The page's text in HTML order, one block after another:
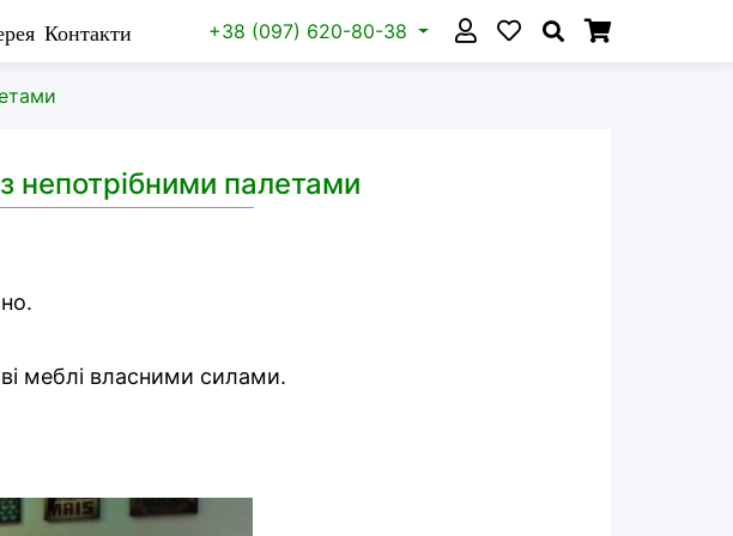
Контакти +38 (097) 620-80-38
непотрібними палетами
меблі власними силами.